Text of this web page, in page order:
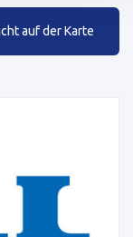
auf der Karte